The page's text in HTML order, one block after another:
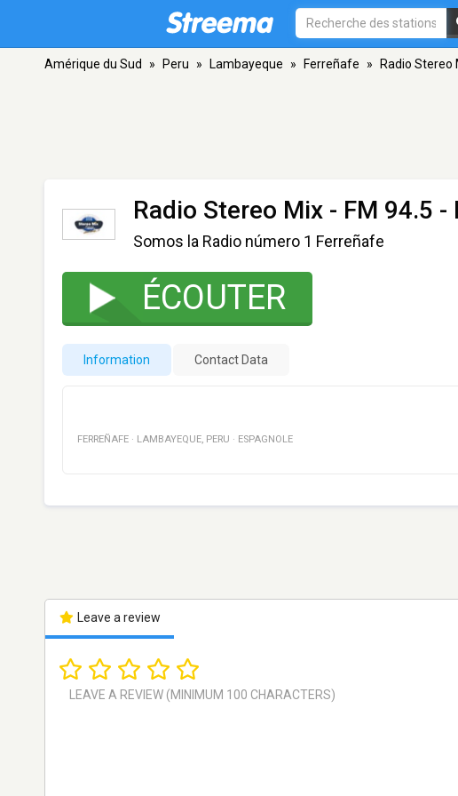
Amérique du Sud » Peru » Lambayeque » Ferreñafe » Radio Stereo
Radio Stereo Mix - FM 94.5 -
Somos la Radio número 1 Ferreñafe
ÉCOUTER
Information Contact Data
FERREÑAFE · LAMBAYEQUE, PERU · ESPAGNOLE
Leave a review